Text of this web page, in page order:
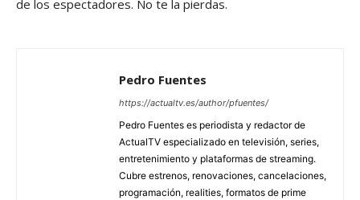
de los espectadores. No te la pierdas.
Pedro Fuentes
https://actualtv.es/author/pfuentes/
Pedro Fuentes es periodista y redactor de
ActualTV especializado en televisión, series,
entretenimiento y plataformas de streaming.
Cubre estrenos, renovaciones, cancelaciones,
programación, realities, formatos de prime